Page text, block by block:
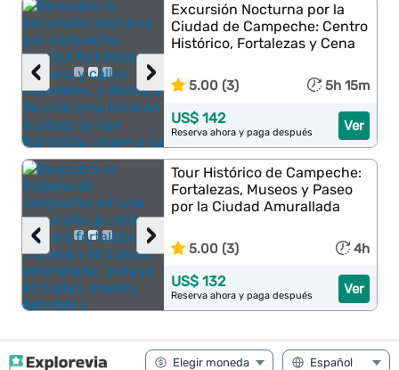
›
‹
Excursión Nocturna por la
Ciudad de Campeche: Centro
Histórico, Fortalezas y Cena
5.00 (3) 5h 15m
Ver
US$ 142
Reserva ahora y paga después
›
‹
Tour Histórico de Campeche:
Fortalezas, Museos y Paseo
por la Ciudad Amurallada
5.00 (3) 4h
Ver
US$ 132
Reserva ahora y paga después